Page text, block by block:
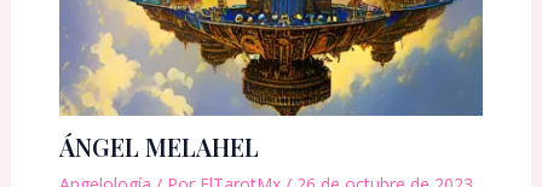
ÁNGEL MELAHEL